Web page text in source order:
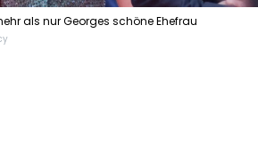
als nur Georges schöne Ehefrau